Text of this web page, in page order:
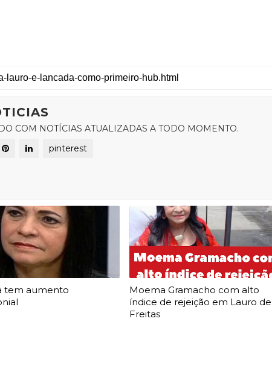
COM NOTÍCIAS ATUALIZADAS A TODO MOMENTO.
pinterest
tem aumento
Moema Gramacho com alto
índice de rejeição em Lauro de
Freitas